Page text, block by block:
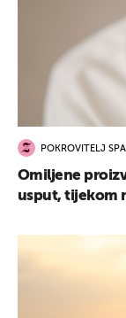
POKROVITELJ
Omiljene
usput, tijekom